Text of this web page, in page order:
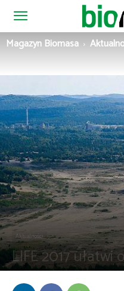
Magazyn
Magazyn Biomasa
Aktualności
LIFE 2017